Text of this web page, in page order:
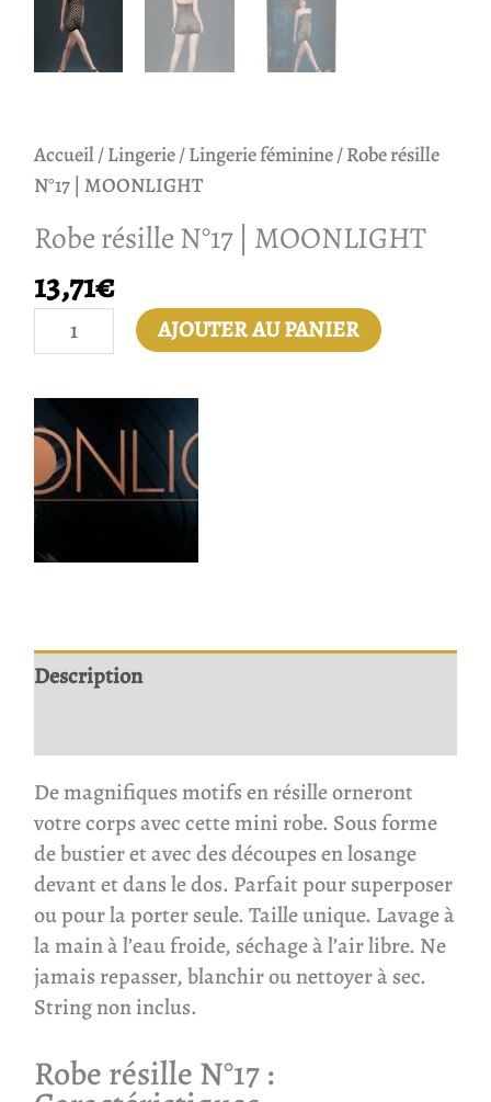
Accueil/Lingerie/Lingerie féminine/ Robe résille
N°17 | MOONLIGHT
Robe résille N°17 | MOONLIGHT
13,71€
AJOUTER AU PANIER
Description
De magnifiques motifs en résille orneront
votre corps avec cette mini robe. Sous forme
de bustier et avec des découpes en losange
devant et dans le dos. Parfait pour superposer
ou pour la porter seule. Taille unique. Lavage à
la main à l’eau froide, séchage à l’air libre. Ne
jamais repasser, blanchir ou nettoyer à sec.
String non inclus.
Robe résille N°17: